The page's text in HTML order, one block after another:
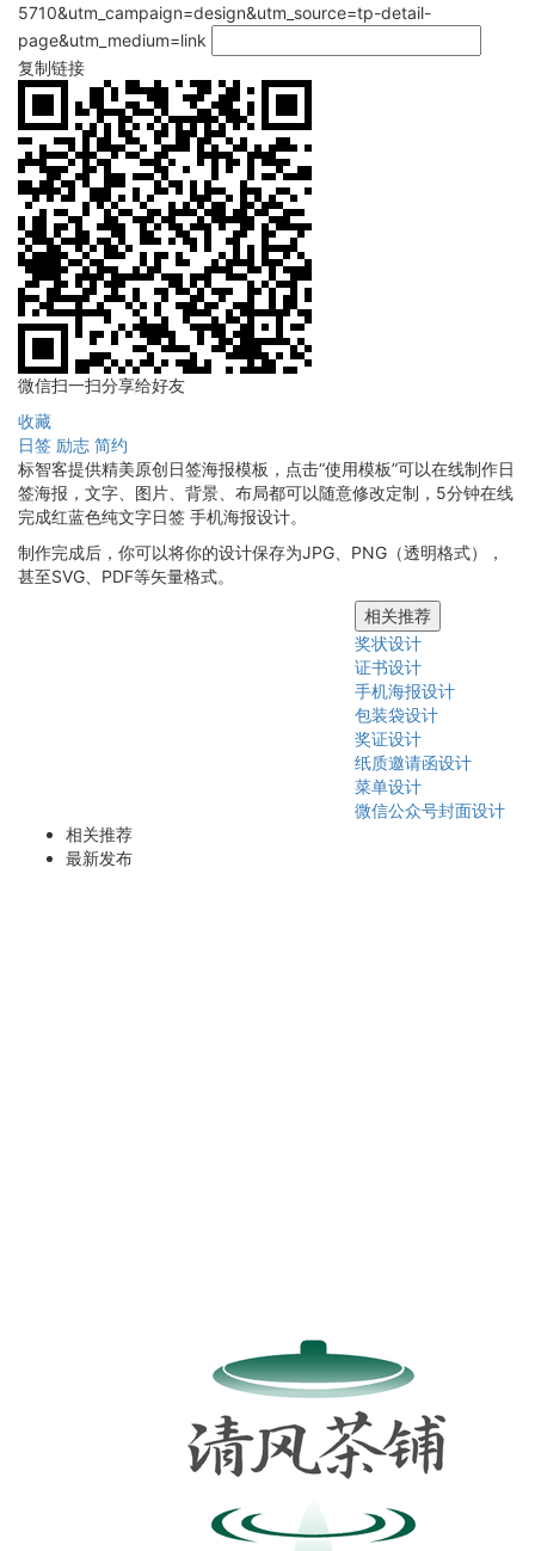
5710&utm_campaign=design&utm_source=tp-detail-
page&utm_medium=link
复制链接
微信扫一扫分享给好友
收藏
日签 励志 简约
标智客提供精美原创日签海报模板，点击“使用模板”可以在线制作日
签海报，文字、图片、背景、布局都可以随意修改定制，5分钟在线
完成红蓝色纯文字日签 手机海报设计。
制作完成后，你可以将你的设计保存为JPG、PNG（透明格式），
甚至SVG、PDF等矢量格式。
相关推荐
奖状设计
证书设计
手机海报设计
包装袋设计
奖证设计
纸质邀请函设计
菜单设计
微信公众号封面设计
相关推荐
最新发布